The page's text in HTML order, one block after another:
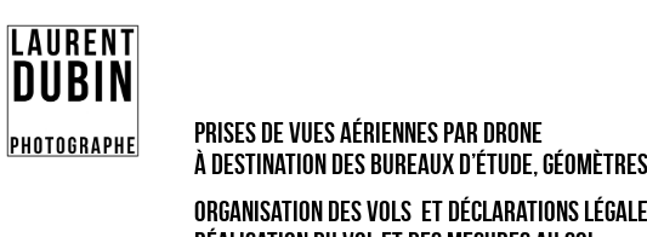
PRISES DE VUES AÉRIENNES PAR DRONE
À DESTINATION DES BUREAUX D’ÉTUDE,
ORGANISATION DES VOLS ET DÉCLARATIONS